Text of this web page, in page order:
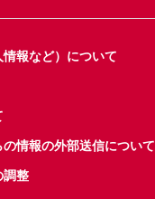
報など）について
情報の外部送信について
調整